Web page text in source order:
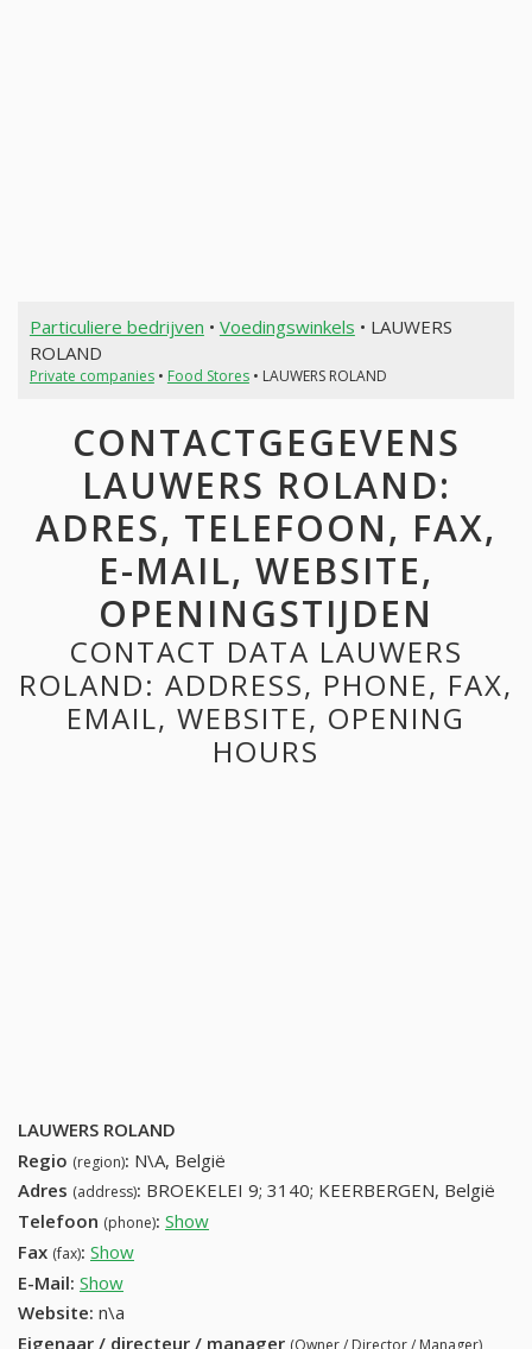
Particuliere bedrijven • Voedingswinkels • LAUWERS
ROLAND
Private companies• Food Stores• LAUWERS ROLAND
CONTACTGEGEVENS
LAUWERS ROLAND:
ADRES, TELEFOON, FAX,
E-MAIL, WEBSITE,
OPENINGSTIJDEN
CONTACT DATA LAUWERS
ROLAND: ADDRESS, PHONE, FAX,
EMAIL, WEBSITE, OPENING
HOURS
LAUWERS ROLAND
Regio (region): N\A, België
Adres (address): BROEKELEI 9; 3140; KEERBERGEN, België
Telefoon (phone): Show
Fax (fax): Show
E-Mail: Show
Website: n\a
Eigenaar / directeur / manager